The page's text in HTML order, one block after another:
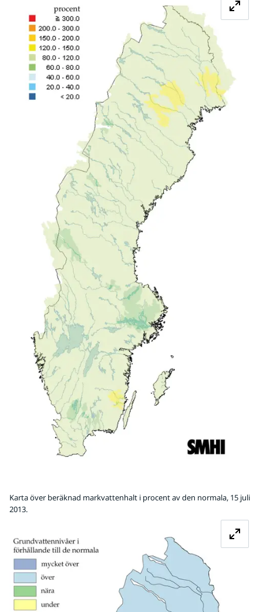
Karta över beräknad markvattenhalt i procent av den normala, 15 juli
2013.